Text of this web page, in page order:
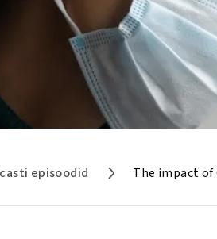
episoodid The impact of